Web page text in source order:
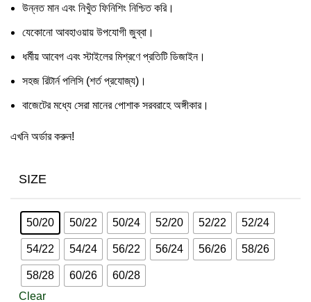
উন্নত মান এবং নিখুঁত ফিনিশিং নিশ্চিত করি।
যেকোনো আবহাওয়ায় উপযোগী জুব্বা।
ধর্মীয় আবেগ এবং স্টাইলের মিশ্রণে প্রতিটি ডিজাইন।
সহজ রিটার্ন পলিসি (শর্ত প্রযোজ্য)।
বাজেটের মধ্যে সেরা মানের পোশাক সরবরাহে অঙ্গীকার।
এখনি অর্ডার করুন!
SIZE
50/20 50/22 50/24 52/20 52/22 52/24
54/22 54/24 56/22 56/24 56/26 58/26
58/28 60/26
60/28
Clear